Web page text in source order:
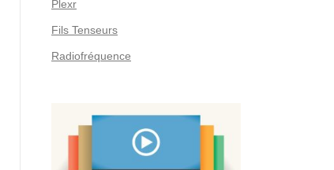
Plexr
Fils Tenseurs
Radiofréquence